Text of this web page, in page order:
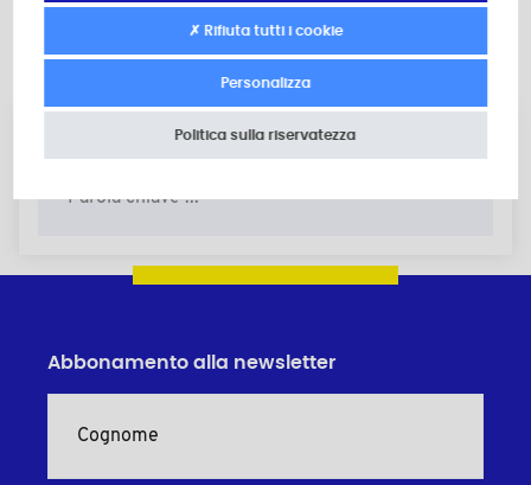
Ulteriori informazioni
Abbonamento alla newsletter
✗ Rifiuta tutti i cookie
Personalizza
Politica sulla riservatezza